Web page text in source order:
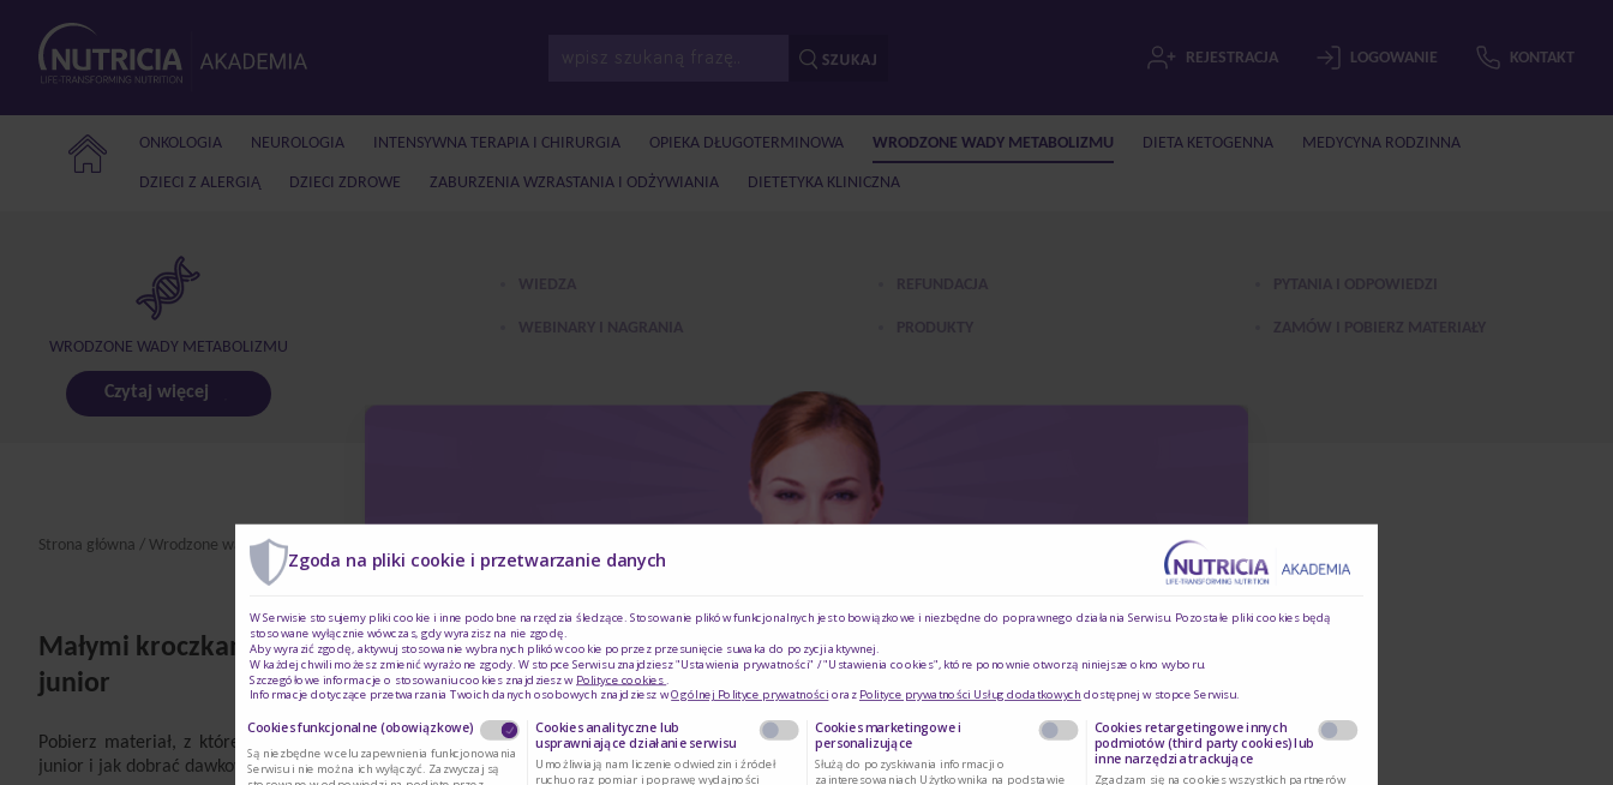
REJESTRACJA LOGOWANIE KONTAKT
ONKOLOGIA NEUROLOGIA INTENSYWNA TERAPIA I CHIRURGIA OPIEKA DŁUGOTERMINOWA WRODZONE WADY METABOLIZMU DIETA KETOGENNA MEDYCYNA RODZINNA
DZIECI Z ALERGIĄ DZIECI ZDROWE ZABURZENIA WZRASTANIA I ODŻYWIANIA DIETETYKA KLINICZNA
WRODZONE WADY METABOLIZMU
Czytaj więcej
Strona główna / Wrodzone wady metabolizmu
Małymi kroczkami do zmiany preparatu - PKU Anamix
junior
Pobierz materiał, z którego dowiesz się m.in. co wyróżnia produkty PKU Anamix
junior i jak dobrać dawkowanie do zapotrzebowania na białko.
Czy jesteś osobą posiadającą kwalifikacje z
zakresu medycyny, farmacji, pielęgniarstwa,
dietetyki?
Zgoda na pliki cookie i przetwarzanie danych
W Serwisie stosujemy pliki cookie i inne podobne narzędzia śledzące. Stosowanie plików funkcjonalnych jest obowiązkowe i niezbędne do poprawnego działania Serwisu. Pozostałe pliki cookies będą
stosowane wyłącznie wówczas, gdy wyrazisz na nie zgodę.
Aby wyrazić zgodę, aktywuj stosowanie wybranych plików cookie poprzez przesunięcie suwaka do pozycji aktywnej.
W każdej chwili możesz zmienić wyrażone zgody. W stopce Serwisu znajdziesz "Ustawienia prywatności" / "Ustawienia cookies", które ponownie otworzą niniejsze okno wyboru.
Szczegółowe informacje o stosowaniu cookies znajdziesz w Polityce cookies.
Informacje dotyczące przetwarzania Twoich danych osobowych znajdziesz wOgólnej Polityce prywatności oraz Polityce prywatności Usług dodatkowych dostępnej w stopce Serwisu.
Cookies funkcjonalne (obowiązkowe)
Są niezbędne w celu zapewnienia funkcjonowania
Serwisu i nie można ich wyłączyć. Zazwyczaj są
Cookies analityczne lub
usprawniające działanie serwisu
Umożliwiają nam liczenie odwiedzin i źródeł
ruchu oraz pomiar i poprawę wydajności
Cookies marketingowe i
personalizujące
Służą do pozyskiwania informacji o
zainteresowaniach Użytkownika na podstawie
Cookies retargetingowe innych
podmiotów (third party cookies) lub
inne narzędzia trackujące
Zgadzam się na cookies wszystkich partnerów